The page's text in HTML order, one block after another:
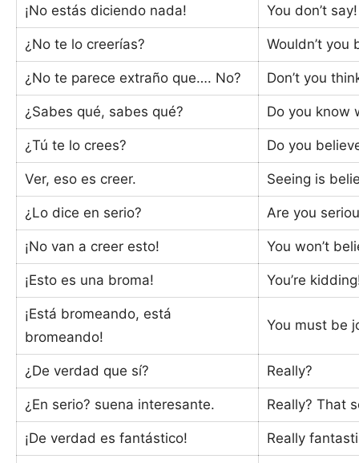
¡No estás diciendo nada! You don’t say!
¿No te lo creerías? Wouldn’t you
¿No te parece extraño que…. No? Don’t you
¿Sabes qué, sabes qué? Do you know
¿Tú te lo crees? Do you
Ver, eso es creer. Seeing is
¿Lo dice en serio? Are you
¡No van a creer esto! You won’t
¡Esto es una broma! You’re
¡Está bromeando, está
bromeando!
You must be
¿De verdad que sí? Really?
¿En serio? suena interesante. Really? That
¡De verdad es fantástico! Really